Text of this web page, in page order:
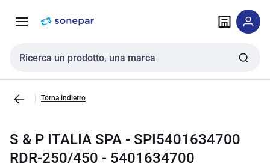
navigazione alla
Cerca input
Torna indietro
S & P ITALIA SPA - SPI5401634700
RDR-250/450 - 5401634700